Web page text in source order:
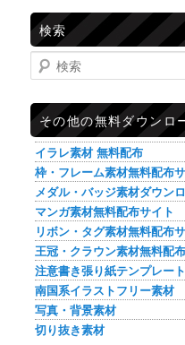
検索
検索
その他の無料ダウンロ
イラレ素材 無料配布
枠・フレーム素材無料配布
メダル・バッジ素材ダウン
マンガ素材無料配布サイト
リボン・タグ素材無料配布
王冠・クラウン素材無料配
注意書き張り紙テンプレート
南国系イラストフリー素材
写真・背景素材
切り抜き素材